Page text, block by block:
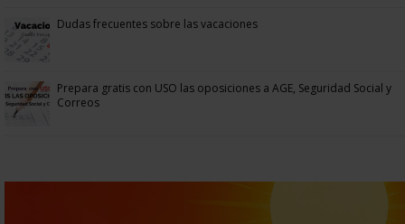
Dudas frecuentes sobre las vacaciones
Prepara gratis con USO las oposiciones a AGE, Seguridad Social y
Correos